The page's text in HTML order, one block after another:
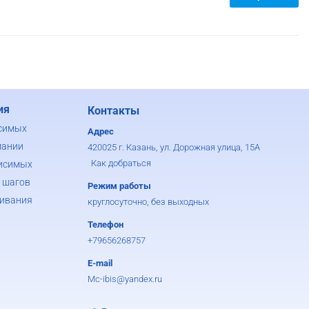
Контакты
Адрес
420025 г. Казань, ул. Дорожная улица, 15А
Как добраться
Режим работы
круглосуточно, без выходных
Телефон
+79656268757
E-mail
Mc-ibis@yandex.ru